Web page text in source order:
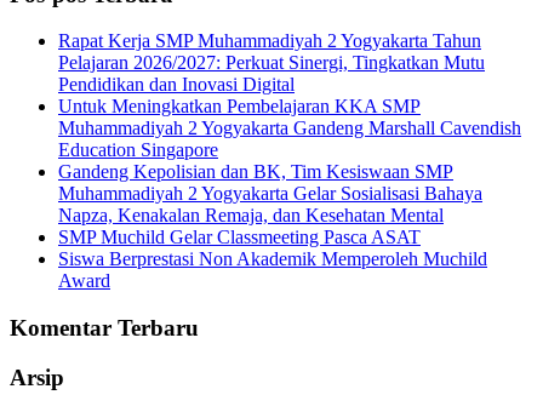
Rapat Kerja SMP Muhammadiyah 2 Yogyakarta Tahun
Pelajaran 2026/2027: Perkuat Sinergi, Tingkatkan Mutu
Pendidikan dan Inovasi Digital
Untuk Meningkatkan Pembelajaran KKA SMP
Muhammadiyah 2 Yogyakarta Gandeng Marshall Cavendish
Education Singapore
Gandeng Kepolisian dan BK, Tim Kesiswaan SMP
Muhammadiyah 2 Yogyakarta Gelar Sosialisasi Bahaya
Napza, Kenakalan Remaja, dan Kesehatan Mental
SMP Muchild Gelar Classmeeting Pasca ASAT
Siswa Berprestasi Non Akademik Memperoleh Muchild
Award
Komentar Terbaru
Arsip